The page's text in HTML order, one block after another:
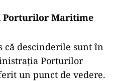
Porturilor Maritime
că descinderile sunt în
Porturilor
un punct de vedere.